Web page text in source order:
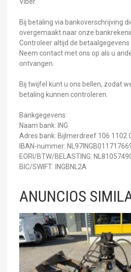
Viber.
Bij betaling via bankoverschrijving
overgemaakt naar onze
Controleer altijd de
Neem contact met ons op als u
ontvangen.
Bij twijfel kunt u ons bellen, zodat
betaling kunnen controleren.
Bankgegevens:
Naam bank: ING
Adres bank: Bijlmerdreef 106 1102
IBAN-nummer:
EORI/BTW/BELASTING:
BIC/SWIFT: INGBNL2A
ANUNCIOS